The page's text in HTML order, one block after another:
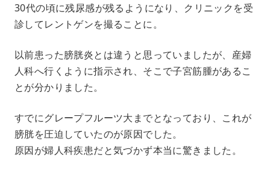
30代の頃に残尿感が残るようになり、クリニックを受
診してレントゲンを撮ることに。
以前患った膀胱炎とは違うと思っていましたが、産婦
人科へ行くように指示され、そこで子宮筋腫があるこ
とが分かりました。
すでにグレープフルーツ大までとなっており、これが
膀胱を圧迫していたのが原因でした。
原因が婦人科疾患だと気づかず本当に驚きました。